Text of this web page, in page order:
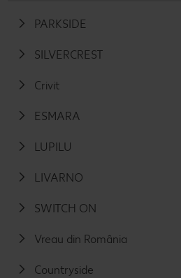
PARKSIDE
SILVERCREST
Crivit
ESMARA
LUPILU
LIVARNO
SWITCH ON
Vreau din România
Countryside